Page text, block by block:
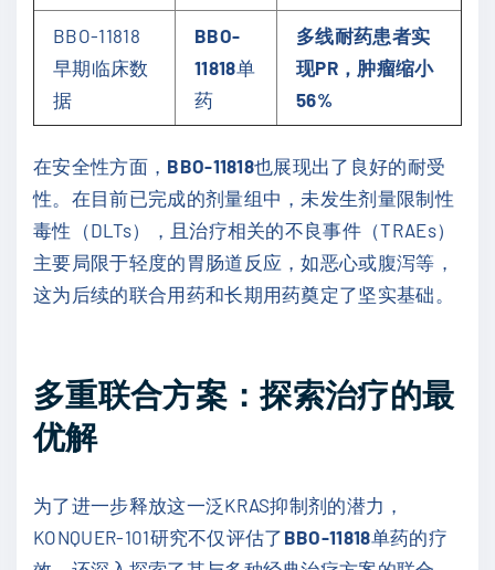
BBO-11818
早期临床数
据
BBO-
11818单
药
多线耐药患者实
现PR，肿瘤缩小
56%
在安全性方面， BBO-11818也展现出了良好的耐受
性。在目前已完成的剂量组中，未发生剂量限制性
毒性（DLTs），且治疗相关的不良事件（TRAEs）
主要局限于轻度的胃肠道反应，如恶心或腹泻等，
这为后续的联合用药和长期用药奠定了坚实基础。
多重联合方案：探索治疗的最
优解
为了进一步释放这一泛KRAS抑制剂的潜力，
KONQUER-101研究不仅评估了 BBO-11818单药的疗